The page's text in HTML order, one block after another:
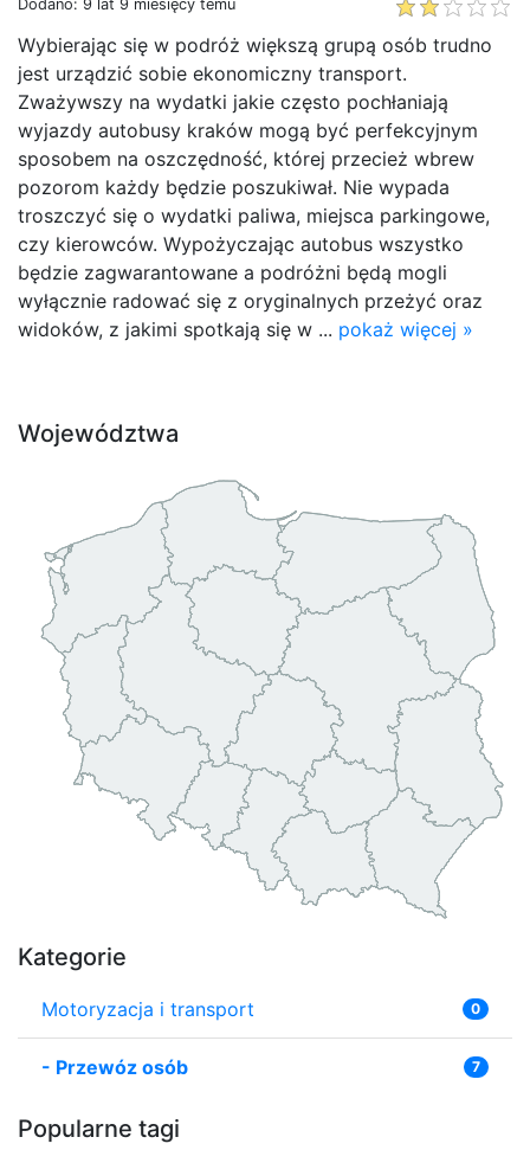
Dodano: 9 lat 9 miesięcy temu
Wybierając się w podróż większą grupą osób trudno
jest urządzić sobie ekonomiczny transport.
Zważywszy na wydatki jakie często pochłaniają
wyjazdy autobusy kraków mogą być perfekcyjnym
sposobem na oszczędność, której przecież wbrew
pozorom każdy będzie poszukiwał. Nie wypada
troszczyć się o wydatki paliwa, miejsca parkingowe,
czy kierowców. Wypożyczając autobus wszystko
będzie zagwarantowane a podróżni będą mogli
wyłącznie radować się z oryginalnych przeżyć oraz
widoków, z jakimi spotkają się w ... pokaż więcej »
Województwa
Kategorie
Motoryzacja i transport 0
- Przewóz osób 7
Popularne tagi